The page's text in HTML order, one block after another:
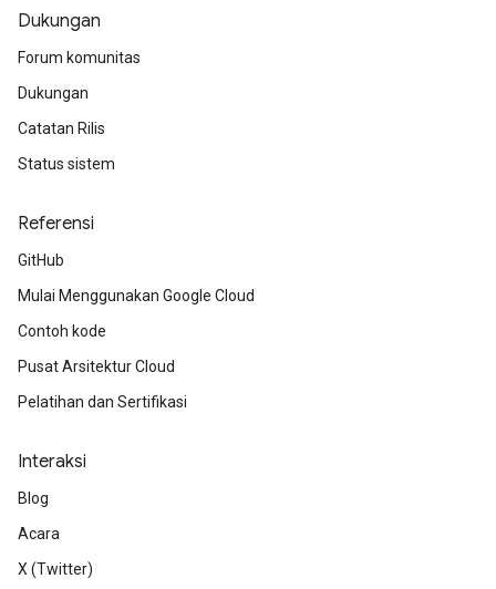
Dukungan
Forum komunitas
Dukungan
Catatan Rilis
Status sistem
Referensi
GitHub
Mulai Menggunakan Google Cloud
Contoh kode
Pusat Arsitektur Cloud
Pelatihan dan Sertifikasi
Interaksi
Blog
Acara
X (Twitter)